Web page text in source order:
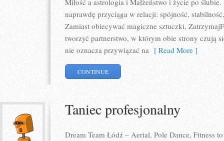
Miłość a astrologia i Małżeństwo i życie po
naprawdę przyciąga w relacji: spójność,
Zamiast obiecywać magiczne sztuczki,
tworzyć partnerstwo, w którym obie strony czują
nie oznacza przywiązać na [ Read More ]
CONTINUE
Taniec profesjonalny
Dream Team Łódź – Aerial, Pole Dance, Fitness